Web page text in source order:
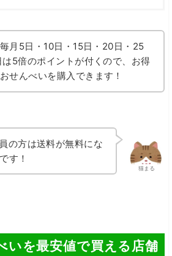
月5日・10日・15日・20日・25
5倍のポイントが付くので、お得
せんべいを購入できます！
猫まる
の方は送料が無料にな
す！
いを最安値で買える店舗